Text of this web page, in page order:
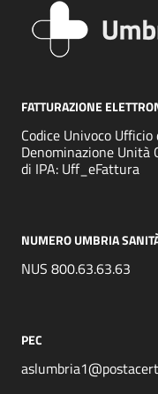
FATTURAZIONE
Codice Univoco Ufficio
Denominazione Unità
di IPA: Uff_eFattura
NUMERO UMBRIA
NUS 800.63.63.63
PEC